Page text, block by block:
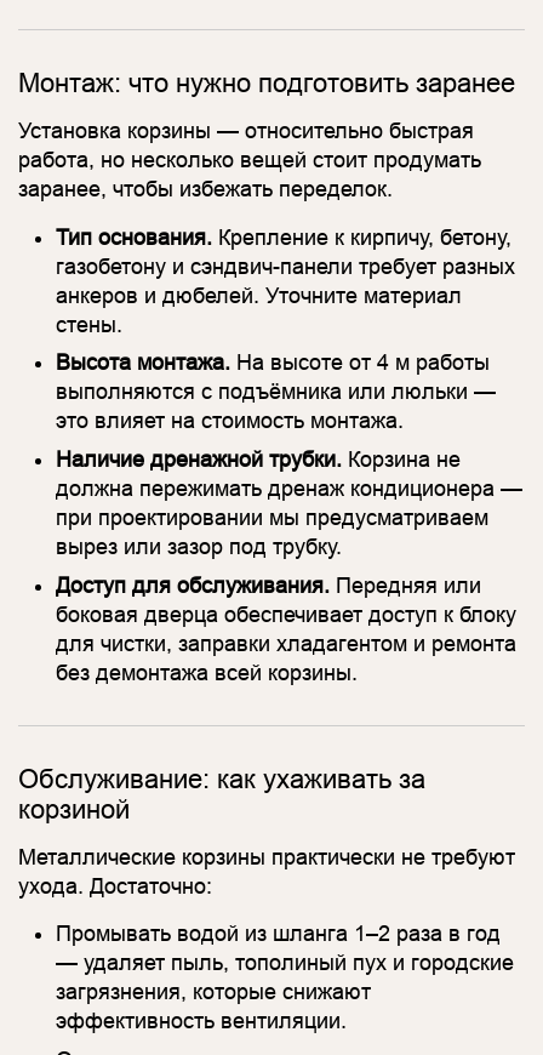
Монтаж: что нужно подготовить заранее
Установка корзины — относительно быстрая
работа, но несколько вещей стоит продумать
заранее, чтобы избежать переделок.
Тип основания.Крепление к кирпичу, бетону,
газобетону и сэндвич-панели требует разных
анкеров и дюбелей. Уточните материал
стены.
Высота монтажа.На высоте от 4 м работы
выполняются с подъёмника или люльки —
это влияет на стоимость монтажа.
Наличие дренажной трубки.Корзина не
должна пережимать дренаж кондиционера —
при проектировании мы предусматриваем
вырез или зазор под трубку.
Доступ для обслуживания.Передняя или
боковая дверца обеспечивает доступ к блоку
для чистки, заправки хладагентом и ремонта
без демонтажа всей корзины.
Обслуживание: как ухаживать за
корзиной
Металлические корзины практически не требуют
ухода. Достаточно:
Промывать водой из шланга 1–2 раза в год
— удаляет пыль, тополиный пух и городские
загрязнения, которые снижают
эффективность вентиляции.